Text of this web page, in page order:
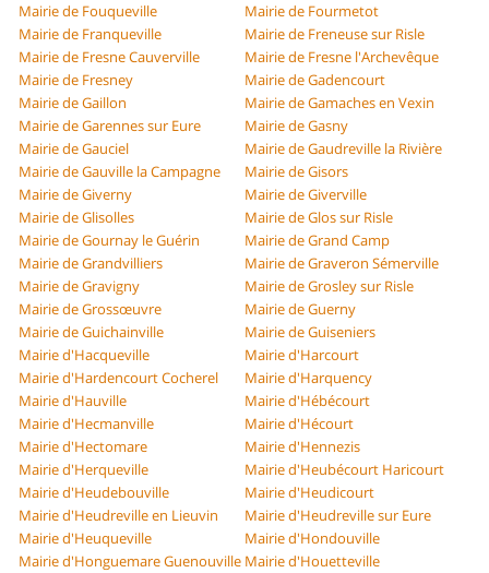
Mairie de Fouqueville
Mairie de Fourmetot
Mairie de Franqueville
Mairie de Freneuse sur Risle
Mairie de Fresne Cauverville
Mairie de Fresne l'Archevêque
Mairie de Fresney
Mairie de Gadencourt
Mairie de Gaillon
Mairie de Gamaches en Vexin
Mairie de Garennes sur Eure
Mairie de Gasny
Mairie de Gauciel
Mairie de Gaudreville la Rivière
Mairie de Gauville la Campagne
Mairie de Gisors
Mairie de Giverny
Mairie de Giverville
Mairie de Glisolles
Mairie de Glos sur Risle
Mairie de Gournay le Guérin
Mairie de Grand Camp
Mairie de Grandvilliers
Mairie de Graveron Sémerville
Mairie de Gravigny
Mairie de Grosley sur Risle
Mairie de Grossœuvre
Mairie de Guerny
Mairie de Guichainville
Mairie de Guiseniers
Mairie d'Hacqueville
Mairie d'Harcourt
Mairie d'Hardencourt Cocherel
Mairie d'Harquency
Mairie d'Hauville
Mairie d'Hébécourt
Mairie d'Hecmanville
Mairie d'Hécourt
Mairie d'Hectomare
Mairie d'Hennezis
Mairie d'Herqueville
Mairie d'Heubécourt Haricourt
Mairie d'Heudebouville
Mairie d'Heudicourt
Mairie d'Heudreville en Lieuvin
Mairie d'Heudreville sur Eure
Mairie d'Heuqueville
Mairie d'Hondouville
Mairie d'Honguemare Guenouville Mairie d'Houetteville